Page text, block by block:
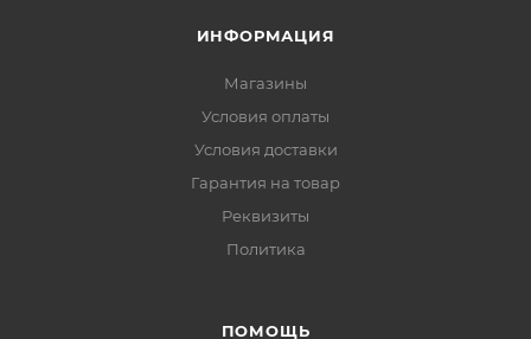
ИНФОРМАЦИЯ
Магазины
Условия оплаты
Условия доставки
Гарантия на товар
Реквизиты
Политика
ПОМОЩЬ